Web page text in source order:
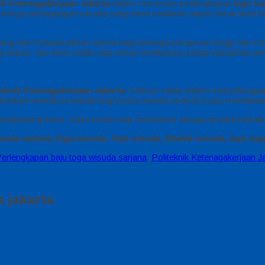
Ketenagakerjaan Jakarta dalam memesan perlengkapan baju
perlengkapan wisuda yang kami sediakan dapat menambah
dan menjadi pilihan utama bagi berbagai perguruan tinggi dan
dan kami selalu siap untuk mendukung setiap kebutuhan
Ketenagakerjaan Jakarta. Sukses selalu dalam
kontribusi terbaik bagi acara wisuda Anda di masa
kami. Kami selalu siap membantu dengan produk
sarjana,Toga wisuda, Topi wisuda, Medali wisuda, baju
baju toga wisuda sarjana, Politeknik Ketenagakerjaan
jakarta